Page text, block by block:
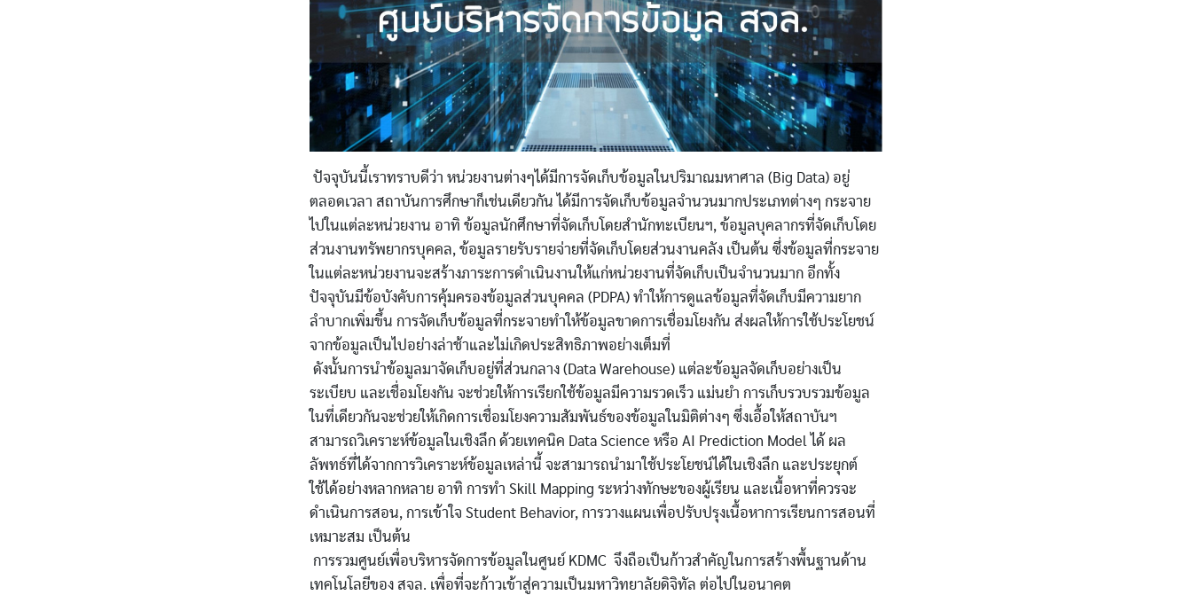
ปัจจุบันนี้เราทราบดีว่า หน่วยงานต่างๆได้มีการจัดเก็บข้อมูลในปริมาณมหาศาล (Big Data) อยู่
ตลอดเวลา สถาบันการศึกษาก็เช่นเดียวกัน ได้มีการจัดเก็บข้อมูลจำนวนมากประเภทต่างๆ กระจาย
ไปในแต่ละหน่วยงาน อาทิ ข้อมูลนักศึกษาที่จัดเก็บโดยสำนักทะเบียนฯ, ข้อมูลบุคลากรที่จัดเก็บโดย
ส่วนงานทรัพยากรบุคคล, ข้อมูลรายรับรายจ่ายที่จัดเก็บโดยส่วนงานคลัง เป็นต้น ซึ่งข้อมูลที่กระจาย
ในแต่ละหน่วยงานจะสร้างภาระการดำเนินงานให้แก่หน่วยงานที่จัดเก็บเป็นจำนวนมาก อีกทั้ง
ปัจจุบันมีข้อบังคับการคุ้มครองข้อมูลส่วนบุคคล (PDPA) ทำให้การดูแลข้อมูลที่จัดเก็บมีความยาก
ลำบากเพิ่มขึ้น การจัดเก็บข้อมูลที่กระจายทำให้ข้อมูลขาดการเชื่อมโยงกัน ส่งผลให้การใช้ประโยชน์
จากข้อมูลเป็นไปอย่างล่าช้าและไม่เกิดประสิทธิภาพอย่างเต็มที่
ดังนั้นการนำข้อมูลมาจัดเก็บอยู่ที่ส่วนกลาง (Data Warehouse) แต่ละข้อมูลจัดเก็บอย่างเป็น
ระเบียบ และเชื่อมโยงกัน จะช่วยให้การเรียกใช้ข้อมูลมีความรวดเร็ว แม่นยำ การเก็บรวบรวมข้อมูล
ในที่เดียวกันจะช่วยให้เกิดการเชื่อมโยงความสัมพันธ์ของข้อมูลในมิติต่างๆ ซึ่งเอื้อให้สถาบันฯ
สามารถวิเคราะห์ข้อมูลในเชิงลึก ด้วยเทคนิค Data Science หรือ AI Prediction Model ได้ ผล
ลัพทธ์ที่ได้จากการวิเคราะห์ข้อมูลเหล่านี้ จะสามารถนำมาใช้ประโยชน์ได้ในเชิงลึก และประยุกต์
ใช้ได้อย่างหลากหลาย อาทิ การทำ Skill Mapping ระหว่างทักษะของผู้เรียน และเนื้อหาที่ควรจะ
ดำเนินการสอน, การเข้าใจ Student Behavior, การวางแผนเพื่อปรับปรุงเนื้อหาการเรียนการสอนที่
เหมาะสม เป็นต้น
การรวมศูนย์เพื่อบริหารจัดการข้อมูลในศูนย์ KDMC จึงถือเป็นก้าวสำคัญในการสร้างพื้นฐานด้าน
เทคโนโลยีของ สจล. เพื่อที่จะก้าวเข้าสู่ความเป็นมหาวิทยาลัยดิจิทัล ต่อไปในอนาคต